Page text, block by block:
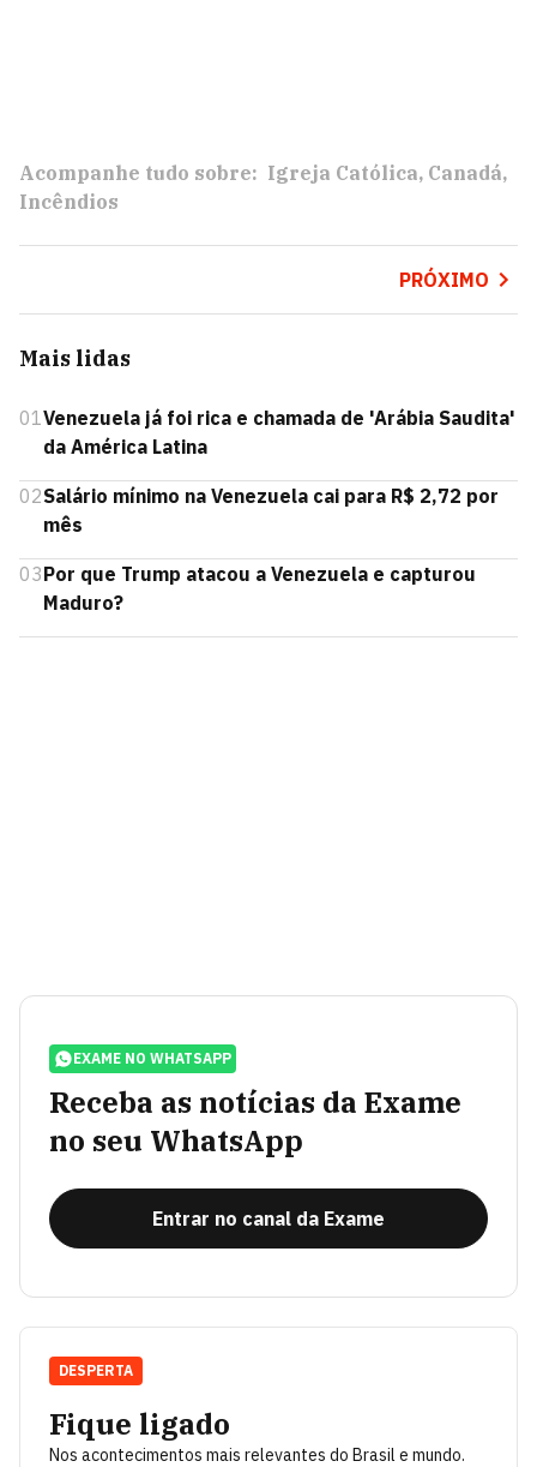
Acompanhe tudo sobre: Igreja Católica Canadá
Incêndios
PRÓXIMO
Mais lidas
01Venezuela já foi rica e chamada de 'Arábia Saudita'
da América Latina
02Salário mínimo na Venezuela cai para R$ 2,72 por
mês
03Por que Trump atacou a Venezuela e capturou
Maduro?
EXAME NO WHATSAPP
Receba as notícias da Exame
no seu WhatsApp
Entrar no canal da Exame
Fique ligado
Nos acontecimentos mais relevantes do Brasil e mundo.
DESPERTA